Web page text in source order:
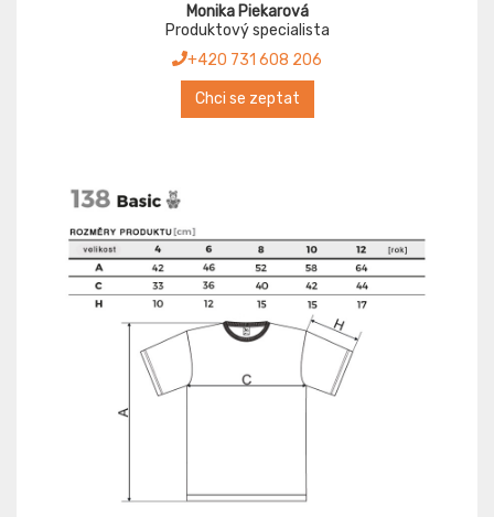
Monika Piekarová
Produktový specialista
+420 731 608 206
Chci se zeptat